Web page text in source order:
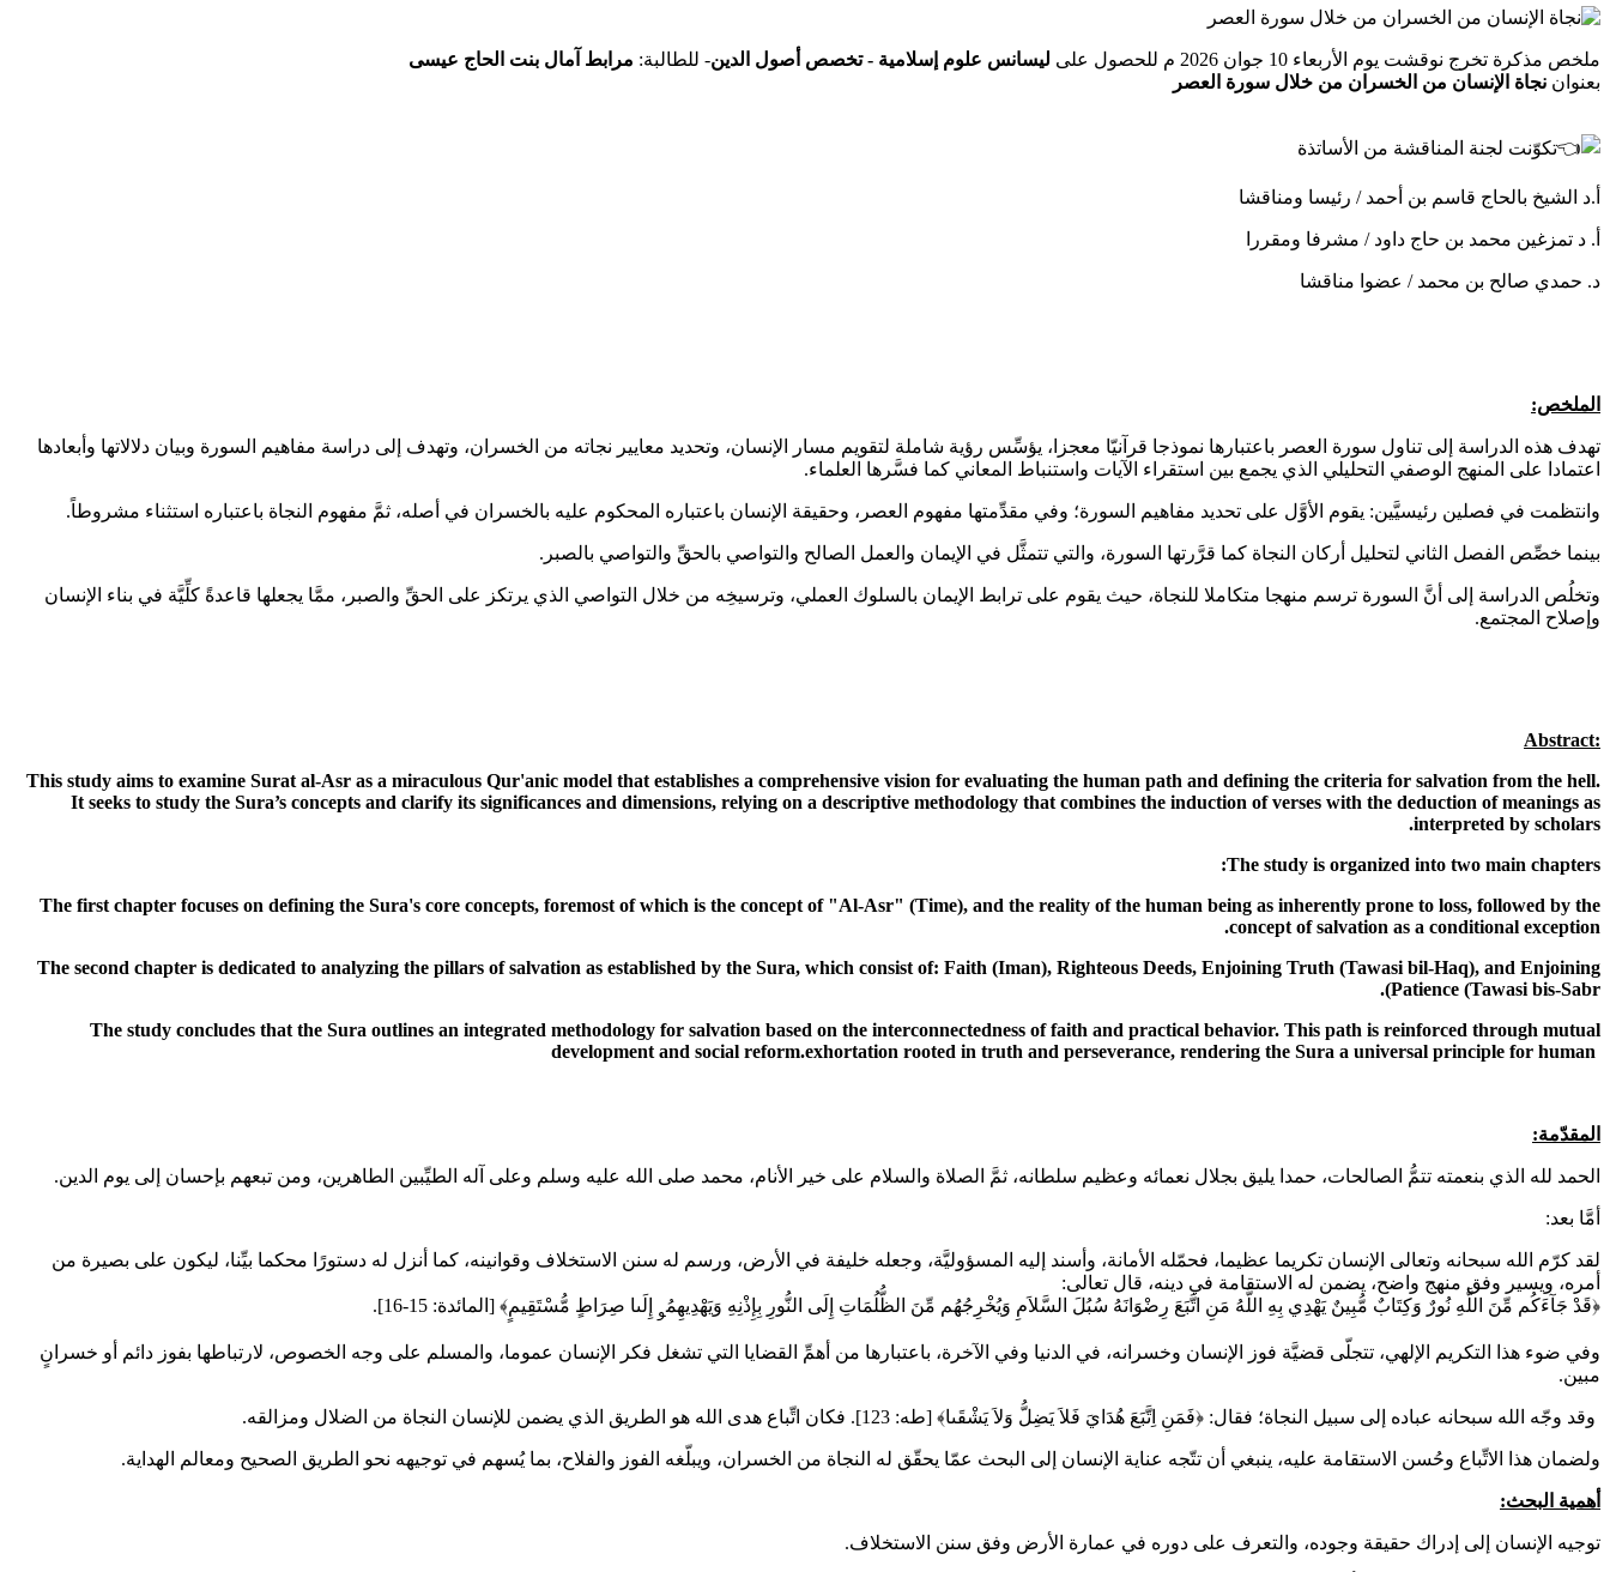
ملخص مذكرة تخرج نوقشت يوم الأربعاء 10 جوان 2026 م للحصول على ليسانس علوم إسلامية - تخصص أصول الدين- للطالبة: مرابط آمال بنت الحاج عيسى​
بعنوان نجاة الإنسان من الخسران من خلال سورة العصر​
تكوّنت لجنة المناقشة من الأساتذة
أ.د الشيخ بالحاج قاسم بن أحمد / رئيسا ومناقشا
أ. د تمزغين محمد بن حاج داود / مشرفا ومقررا
د. حمدي صالح بن محمد / عضوا مناقشا
الملخص:
تهدف هذه الدراسة إلى تناول سورة العصر باعتبارها نموذجا قرآنيّا معجزا، يؤسِّس رؤية شاملة لتقويم مسار الإنسان، وتحديد معايير نجاته من الخسران، وتهدف إلى دراسة مفاهيم السورة وبيان دلالاتها وأبعادها
اعتمادا على المنهج الوصفي التحليلي الذي يجمع بين استقراء الآيات واستنباط المعاني كما فسَّرها العلماء.
وانتظمت في فصلين رئيسيَّين: يقوم الأوَّل على تحديد مفاهيم السورة؛ وفي مقدِّمتها مفهوم العصر، وحقيقة الإنسان باعتباره المحكوم عليه بالخسران في أصله، ثمَّ مفهوم النجاة باعتباره استثناء مشروطاً.
بينما خصِّص الفصل الثاني لتحليل أركان النجاة كما قرَّرتها السورة، والتي تتمثَّل في الإيمان والعمل الصالح والتواصي بالحقِّ والتواصي بالصبر.
وتخلُص الدراسة إلى أنَّ السورة ترسم منهجا متكاملا للنجاة، حيث يقوم على ترابط الإيمان بالسلوك العملي، وترسيخِه من خلال التواصي الذي يرتكز على الحقِّ والصبر، ممَّا يجعلها قاعدةً كلِّيَّة في بناء الإنسان
وإصلاح المجتمع.
:
Abstract
This study aims to examine Surat al-Asr as a miraculous Qur'anic model that establishes a comprehensive vision for evaluating the human path and defining the criteria for salvation from the hell.
It seeks to study the Sura’s concepts and clarify its significances and dimensions, relying on a descriptive methodology that combines the induction of verses with the deduction of meanings as
interpreted by scholars
.
The study is organized into two main chapters
:
The first chapter focuses on defining the Sura's core concepts, foremost of which is the concept of "Al-Asr" (Time), and the reality of the human being as inherently prone to loss, followed by the
concept of salvation as a conditional exception
.
The second chapter is dedicated to analyzing the pillars of salvation as established by the Sura, which consist of: Faith (Iman), Righteous Deeds, Enjoining Truth (Tawasi bil-Haq), and Enjoining
Patience (Tawasi bis-Sabr
).
The study concludes that the Sura outlines an integrated methodology for salvation based on the interconnectedness of faith and practical behavior. This path is reinforced through mutual
exhortation rooted in truth and perseverance, rendering the Sura a universal principle for human
.
development and social reform
المقدّمة:
الحمد لله الذي بنعمته تتمُّ الصالحات، حمدا يليق بجلال نعمائه وعظيم سلطانه، ثمَّ الصلاة والسلام على خير الأنام، محمد صلى الله عليه وسلم وعلى آله الطيِّبين الطاهرين، ومن تبعهم بإحسان إلى يوم الدين.
أمَّا بعد:
لقد كرّم الله سبحانه وتعالى الإنسان تكريما عظيما، فحمّله الأمانة، وأسند إليه المسؤوليَّة، وجعله خليفة في الأرض، ورسم له سنن الاستخلاف وقوانينه، كما أنزل له دستورًا محكما بيِّنا، ليكون على بصيرة من
أمره، ويسير وفق منهج واضح، يضمن له الاستقامة في دينه، قال تعالى:
﴿قَدْ جَآءَكُم مِّنَ اللَّهِ نُورٌ وَكِتَابٌ مُّبِينٌ يَهْدِي بِهِ اللَّهُ مَنِ اتَّبَعَ رِضْوَانَهُ سُبُلَ السَّلاَمِ وَيُخْرِجُهُم مِّنَ الظُّلُمَاتِ إِلَى النُّورِ بِإِذْنِهِ وَيَهْدِيهِمُو إِلَىا صِرَاطٍ مُّسْتَقِيمٍ﴾ [المائدة: 15-16].
وفي ضوء هذا التكريم الإلهي، تتجلّى قضيَّة فوز الإنسان وخسرانه، في الدنيا وفي الآخرة، باعتبارها من أهمِّ القضايا التي تشغل فكر الإنسان عموما، والمسلم على وجه الخصوص، لارتباطها بفوز دائم أو خسرانٍ
مبين.
وقد وجّه الله سبحانه عباده إلى سبيل النجاة؛ فقال: ﴿فَمَنِ اِتَّبَعَ هُدَايَ فَلاَ يَضِلُّ وَلاَ يَشْقَىا﴾ [طه: 123]. فكان اتِّباع هدى الله هو الطريق الذي يضمن للإنسان النجاة من الضلال ومزالقه .
ولضمان هذا الاتِّباع وحُسن الاستقامة عليه، ينبغي أن تتّجه عناية الإنسان إلى البحث عمّا يحقّق له النجاة من الخسران، ويبلّغه الفوز والفلاح، بما يُسهم في توجيهه نحو الطريق الصحيح ومعالم الهداية.
أهمية البحث:
توجيه الإنسان إلى إدراك حقيقة وجوده، والتعرف على دوره في عمارة الأرض وفق سنن الاستخلاف.